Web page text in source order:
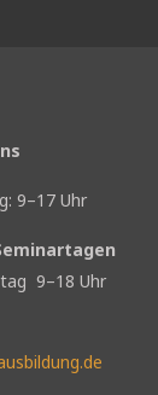
9–17 Uhr
9–18 Uhr